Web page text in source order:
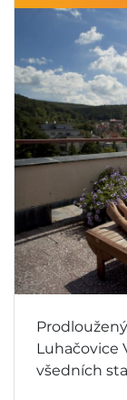
Luhačovice
všedních